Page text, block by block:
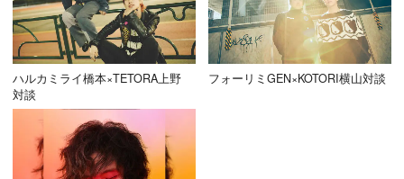
ハルカミライ橋本×TETORA上野
対談
フォーリミGEN×KOTORI横山対談